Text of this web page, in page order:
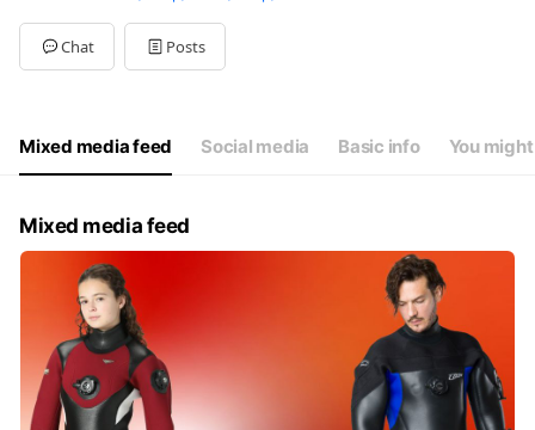
Chat Posts
Mixed media feed Social media Basic info You
Mixed media feed